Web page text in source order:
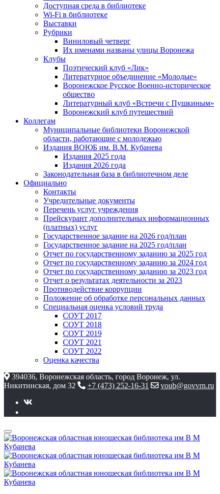
Доступная среда в библиотеке
Wi-Fi в библиотеке
Выставки
Рубрики
Виниловый четверг
Их именами названы улицы Воронежа
Клубы
Поэтический клуб «Лик»
Литературное объединение «Молодые»
Воронежское Русское Военно-историческое
общество
Литературный клуб «Встречи с Пушкиным»
Воронежский клуб путешествий
Коллегам
Муниципальные библиотеки Воронежской
области, работающие с молодежью
Издания ВОЮБ им. В.М. Кубанева
Издания 2025 года
Издания 2026 года
Законодательная база в библиотечном деле
Официально
Контакты
Учредительные документы
Перечень услуг учреждения
Прейскурант дополнительных информационных
(платных) услуг
Государственное задание на 2026 год/план
Государственное задание на 2025 год/план
Отчет по государственному заданию за 2025 год
Отчет по государственному заданию за 2024 год
Отчет по государственному заданию за 2023 год
Отчет о результатах деятельности за 2023
Противодействие коррупции
Положение об обработке персональных данных
Специальная оценка условий труда
СОУТ 2017
СОУТ 2018
СОУТ 2019
СОУТ 2021
СОУТ 2022
Оценка качества
394036, Воронежская область, город Воронеж, ул.
Никитинская, дом 32
+7 (473) 252-16-31 voub@govvrn.ru